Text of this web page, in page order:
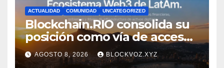
ACTUALIDAD COMUNIDAD UNCATEGORIZED
Blockchain.RIO consolida su
posición como vía de acceso
institucional a la
infraestructura financiera
AGOSTO 8, 2026 BLOCKVOZ.XYZ